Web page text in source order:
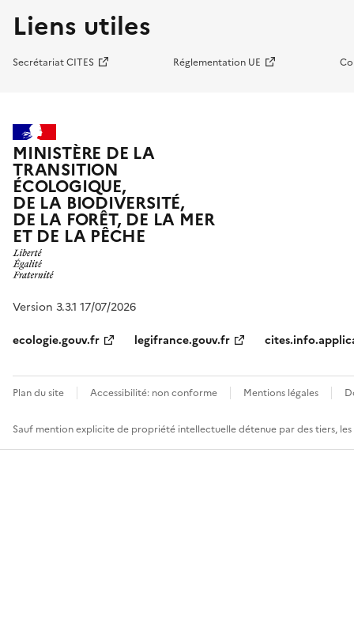
Liens utiles
Secrétariat CITES Réglementation UE
MINISTÈRE DE LA
TRANSITION
ÉCOLOGIQUE,
DE LA BIODIVERSITÉ,
DE LA FORÊT, DE LA MER
ET DE LA PÊCHE
Version 3.3.1 17/07/2026
ecologie.gouv.fr
legifrance.gouv.fr
Plan du site Accessibilité: non conforme Mentions légales
Sauf mention explicite de propriété intellectuelle détenue par des tiers,